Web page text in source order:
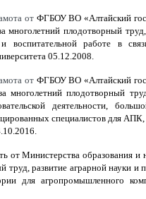
от ФГБОУ ВО «Алтайский
многолетний плодотворный
и воспитательной работе в
05.12.2008.
от ФГБОУ ВО «Алтайский
многолетний плодотворный
деятельности,
специалистов для АПК,
от Министерства образования и
труд, развитие аграрной науки и
для агропромышленного